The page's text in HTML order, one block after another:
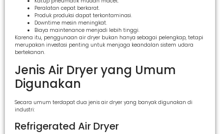
Peralatan cepat berkarat.
Produk produksi dapat terkontaminasi.
Downtime mesin meningkat.
Biaya maintenance menjadi lebih tinggi.
Karena itu, penggunaan air dryer bukan hanya sebagai pelengkap, tetapi
merupakan investasi penting untuk menjaga keandalan sistem udara
bertekanan.
Jenis Air Dryer yang Umum
Digunakan
Secara umum terdapat dua jenis air dryer yang banyak digunakan di
industri:
Refrigerated Air Dryer